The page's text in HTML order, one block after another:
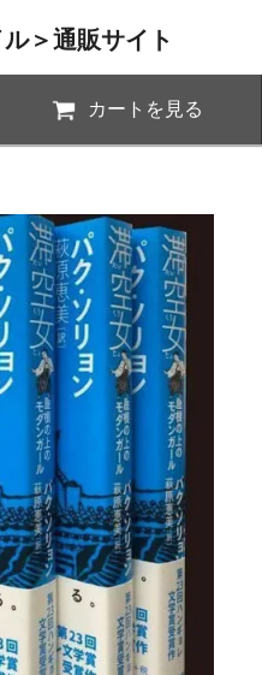
＞通販サイト
カートを見る